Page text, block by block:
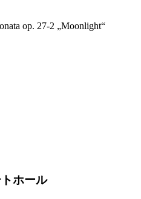
op. 27-2 „Moonlight“
ホール